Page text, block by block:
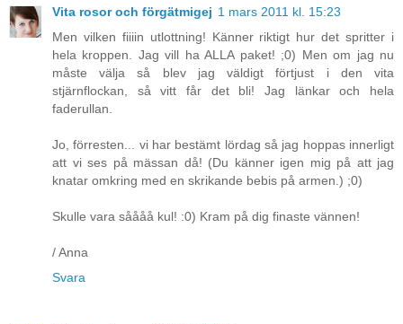
Vita rosor och förgätmigej 1 mars 2011 kl. 15:23
Men vilken fiiiin utlottning! Känner riktigt hur det spritter i
hela kroppen. Jag vill ha ALLA paket! ;0) Men om jag nu
måste välja så blev jag väldigt förtjust i den vita
stjärnflockan, så vitt får det bli! Jag länkar och hela
faderullan.
Jo, förresten... vi har bestämt lördag så jag hoppas innerligt
att vi ses på mässan då! (Du känner igen mig på att jag
knatar omkring med en skrikande bebis på armen.) ;0)
Skulle vara såååå kul! :0) Kram på dig finaste vännen!
/ Anna
Svara